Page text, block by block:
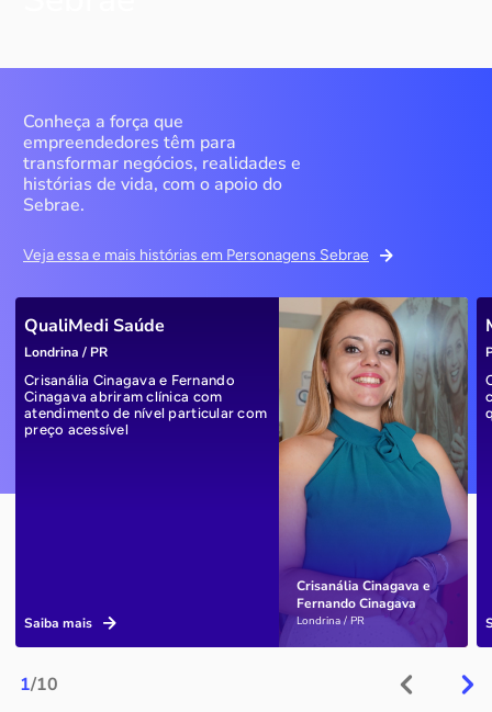
Conheça a força que
empreendedores têm para
transformar negócios, realidades e
histórias de vida, com o apoio do
Sebrae.
Veja essa e mais histórias em Personagens Sebrae
1/10
Crisanália Cinagava e
Fernando Cinagava
Londrina / PR
QualiMedi Saúde
Londrina / PR
Crisanália Cinagava e Fernando
Cinagava abriram clínica com
atendimento de nível particular com
preço acessível
Saiba mais